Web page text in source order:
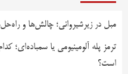
مبل در زیرشیروانی؛ چالش‌ها و
ترمز پله آلومینیومی یا سمباده‌ای؛
است؟